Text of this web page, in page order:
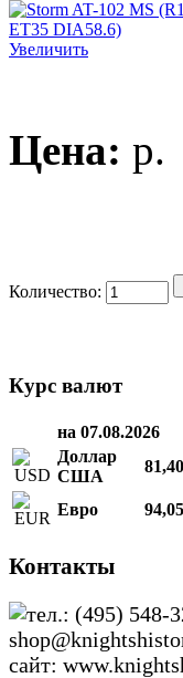
Увеличить
Цена: p.
Количество:
Курс валют
на 07.08.2026
Доллар
США
Евро
Контакты
тел.: (495) 548-
сайт: